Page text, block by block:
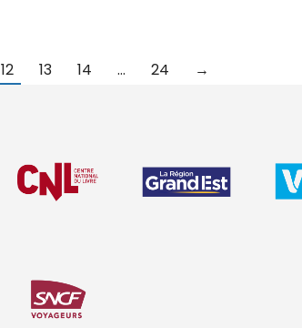
12 13 14 … 24 →